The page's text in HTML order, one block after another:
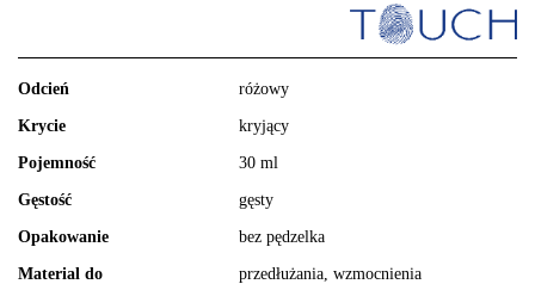
Odcień różowy
Krycie kryjący
Pojemność 30 ml
Gęstość gęsty
Opakowanie bez pędzelka
Material do przedłużania, wzmocnienia